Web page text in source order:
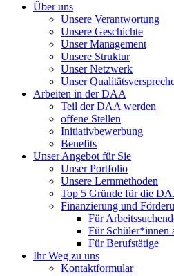
Über uns
Unsere Verantwortung
Unsere Geschichte
Unser Management
Unsere Struktur
Unser Netzwerk
Unser
Arbeiten in der DAA
Teil der DAA werden
offene Stellen
Initiativbewerbung
Benefits
Unser Angebot für Sie
Unser Portfolio
Unsere Lernmethoden
Top 5 Gründe für die
Finanzierung und
Für
Für Schüler*innen
Für Berufstätige
Ihr Weg zu uns
Kontaktformular